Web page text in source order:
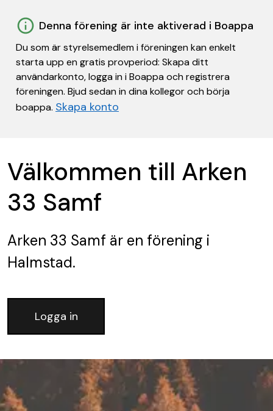
Denna förening är inte aktiverad i Boappa
Du som är styrelsemedlem i föreningen kan enkelt
starta upp en gratis provperiod: Skapa ditt
användarkonto, logga in i Boappa och registrera
föreningen. Bjud sedan in dina kollegor och börja
boappa. Skapa konto
Välkommen till Arken
33 Samf
Arken 33 Samf är en förening i
Halmstad.
Logga in